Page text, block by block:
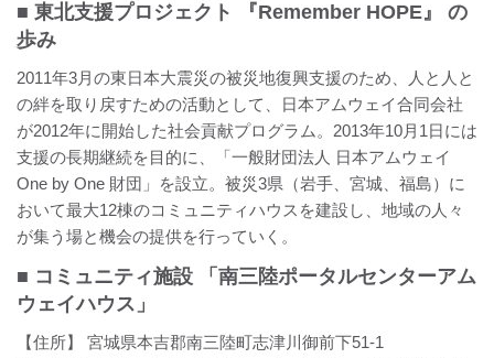
■ 東北支援プロジェクト 『Remember HOPE』 の
歩み
2011年3月の東日本大震災の被災地復興支援のため、人と人と
の絆を取り戻すための活動として、日本アムウェイ合同会社
が2012年に開始した社会貢献プログラム。2013年10月1日には
支援の長期継続を目的に、「一般財団法人 日本アムウェイ
One by One 財団」を設立。被災3県（岩手、宮城、福島）に
おいて最大12棟のコミュニティハウスを建設し、地域の人々
が集う場と機会の提供を行っていく。
■ コミュニティ施設 「南三陸ポータルセンターアム
ウェイハウス」
【住所】 宮城県本吉郡南三陸町志津川御前下51-1